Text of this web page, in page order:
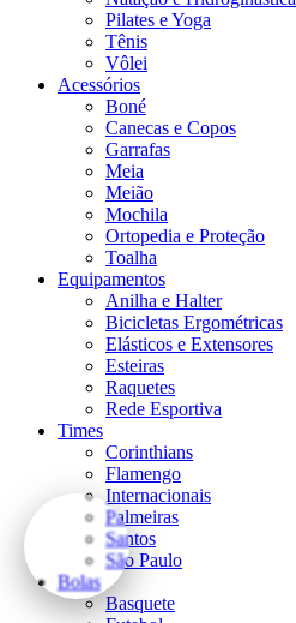
Pilates e Yoga
Tênis
Vôlei
Acessórios
Boné
Canecas e Copos
Garrafas
Meia
Meião
Mochila
Ortopedia e Proteção
Toalha
Equipamentos
Anilha e Halter
Bicicletas Ergométricas
Elásticos e Extensores
Esteiras
Raquetes
Rede Esportiva
Times
Corinthians
Flamengo
Internacionais
Palmeiras
Santos
São Paulo
Bolas
Basquete